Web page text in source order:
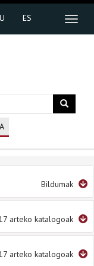
ES
Bildumak
arteko katalogoak
arteko katalogoak